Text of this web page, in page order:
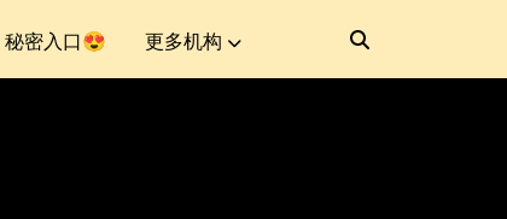
秘密入口😍 更多机构